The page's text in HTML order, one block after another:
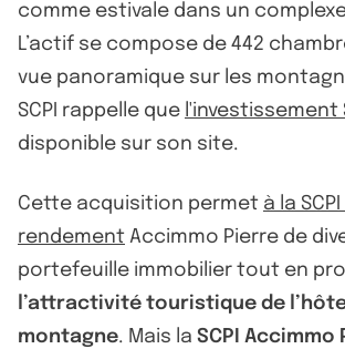
comme estivale dans un complexe
L’actif se compose de 442
vue panoramique sur les
SCPI rappelle que l'investissement
disponible sur son site.
Cette acquisition permet à la
rendement Accimmo Pierre de
portefeuille immobilier tout en
l’attractivité touristique de
montagne. Mais la SCPI Accimmo